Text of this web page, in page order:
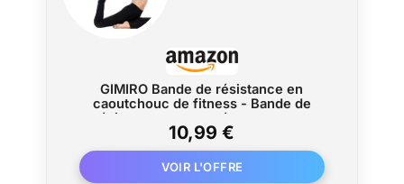
GIMIRO Bande de résistance en
caoutchouc de fitness - Bande de
résistance segmentée pour yoga,
pilates, danse, bande de stretching,
bande de réhabilitation (Bleu foncé - 10
boucles)
10,99 €